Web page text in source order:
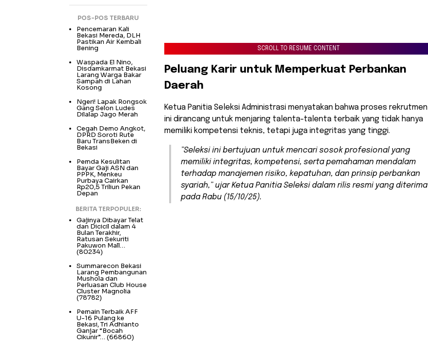
SCROLL TO RESUME CONTENT
Peluang Karir untuk Memperkuat Perbankan
Daerah
​Ketua Panitia Seleksi Administrasi menyatakan bahwa proses rekrutmen
ini dirancang untuk menjaring talenta-talenta terbaik yang tidak hanya
memiliki kompetensi teknis, tetapi juga integritas yang tinggi.
​”Seleksi ini bertujuan untuk mencari sosok profesional yang
memiliki integritas, kompetensi, serta pemahaman mendalam
terhadap manajemen risiko, kepatuhan, dan prinsip perbankan
syariah,” ujar Ketua Panitia Seleksi dalam rilis resmi yang diterima
pada Rabu (15/10/25).
POS-POS TERBARU
Pencemaran Kali
Bekasi Mereda, DLH
Pastikan Air Kembali
Bening
Waspada El Nino,
Disdamkarmat Bekasi
Larang Warga Bakar
Sampah di Lahan
Kosong
Ngeri! Lapak Rongsok
Gang Selon Ludes
Dilalap Jago Merah
Cegah Demo Angkot,
DPRD Soroti Rute
Baru TransBeken di
Bekasi
Pemda Kesulitan
Bayar Gaji ASN dan
PPPK, Menkeu
Purbaya Cairkan
Rp20,5 Triliun Pekan
Depan
BERITA TERPOPULER:
Gajinya Dibayar Telat
dan Dicicil dalam 4
Bulan Terakhir,
Ratusan Sekuriti
Pakuwon Mall…
(80234)
Summarecon Bekasi
Larang Pembangunan
Mushola dan
Perluasan Club House
Cluster Magnolia
(78782)
Pemain Terbaik AFF
U-16 Pulang ke
Bekasi, Tri Adhianto
Ganjar “Bocah
Cikunir”… (66860)